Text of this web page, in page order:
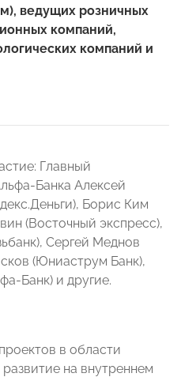
ведущих розничных
компаний,
компаний и
Главный
Банка Алексей
Борис Ким
(Восточный экспресс),
Сергей Меднов
(Юниаструм Банк),
Банк) и другие.
в области
на внутреннем